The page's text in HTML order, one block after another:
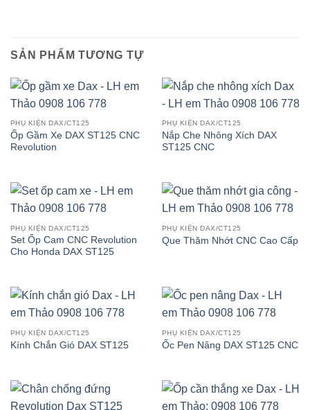
SẢN PHẨM TƯƠNG TỰ
PHỤ KIỆN DAX/CT125
Ốp Gầm Xe DAX ST125 CNC
Revolution
PHỤ KIỆN DAX/CT125
Nắp Che Nhông Xích DAX
ST125 CNC
PHỤ KIỆN DAX/CT125
Set Ốp Cam CNC Revolution
Cho Honda DAX ST125
PHỤ KIỆN DAX/CT125
Que Thăm Nhớt CNC Cao Cấp
PHỤ KIỆN DAX/CT125
Kính Chắn Gió DAX ST125
PHỤ KIỆN DAX/CT125
Ốc Pen Nâng DAX ST125 CNC